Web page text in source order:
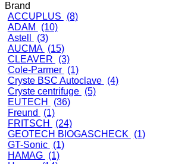
Brand
ACCUPLUS
(8)
ADAM
(10)
Astell
(3)
AUCMA (15)
CLEAVER
(3)
Cole-Parmer (1)
Cryste BSC Autoclave (4)
Cryste centrifuge (5)
EUTECH
(36)
Freund
(1)
FRITSCH
(24)
GEOTECH BIOGASCHECK
(1)
GT-Sonic (1)
HAMAG (1)